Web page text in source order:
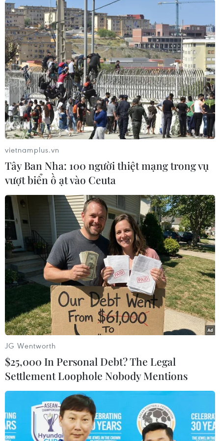
#Kỳ thi tuyển sinh lớp 10 #Hà Nội
#COVID-19
#Rà soát học sinh
#F0. F1
Theo dõi VietnamPlus
TIN LIÊN QUAN
vietnamplus.vn
Tây Ban Nha: 100 người thiệt mạng trong vụ
vượt biển ồ ạt vào Ceuta
JG Wentworth
$25,000 In Personal Debt? The Legal
Settlement Loophole Nobody Mentions